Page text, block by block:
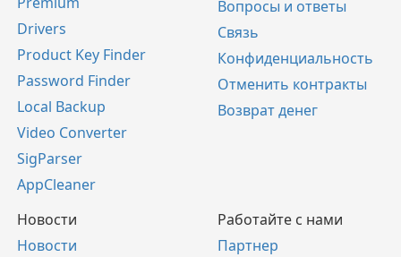
Drivers
Product Key Finder
Password Finder
Local Backup
Video Converter
SigParser
AppCleaner
Вопросы и ответы
Связь
Конфиденциальность
Отменить контракты
Возврат денег
Новости
Новости
Работайте с нами
Партнер